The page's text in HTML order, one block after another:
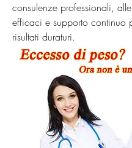
consulenze professionali,
efficaci e supporto continuo
risultati duraturi.